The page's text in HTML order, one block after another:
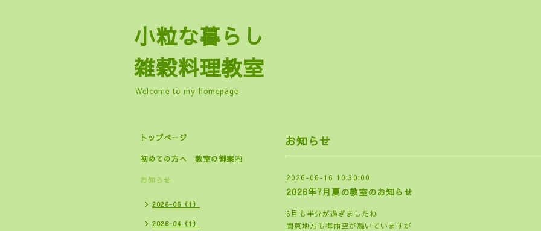
小粒な暮らし
雑穀料理教室
Welcome to my homepage
お知らせ
2026-06-16 10:30:00
2026年7月夏の教室のお知らせ
6月も半分が過ぎましたね
関東地方も梅雨空が続いていますが
トップページ
初めての方へ 教室の御案内
お知らせ
2026-06（1）
2026-04（1）